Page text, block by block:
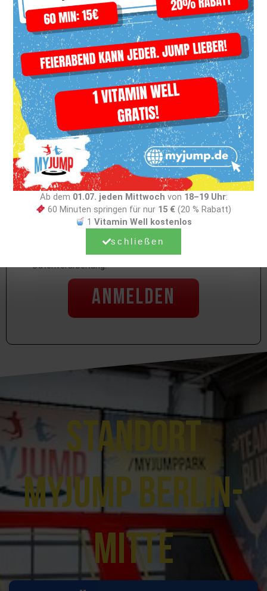
Jetzt beim Newsletter
anmelden!
E-Mail-Adresse
MYJUMP Standorte
Thüringen - Erfurt
Berlin Ost
Frankfurt Oder
Berlin Mitte
Lübeck
Zustimmung
Ich habe die aktuelleDatenschutzerklärung
Datenverarbeitung.
Anmelden
Standort
MyJump Berlin-
Mitte
Ab dem 01.07. jeden Mittwoch von 18–19 Uhr:
60 Minuten springen für nur 15 € (20 % Rabatt)
1Vitamin Well kostenlos
schließen